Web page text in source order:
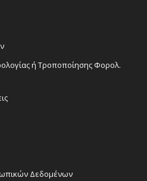
ή Τροποποίησης Φορολ.
Δεδομένων